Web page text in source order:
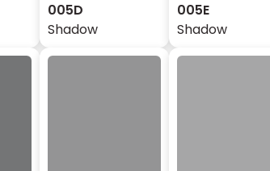
005D
Shadow
005E
Shadow